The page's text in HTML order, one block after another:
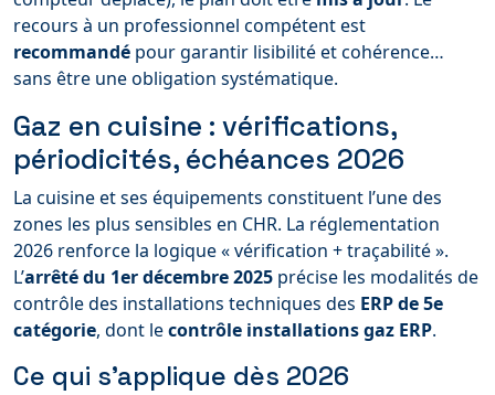
recours à un professionnel compétent est
recommandé pour garantir lisibilité et cohérence…
sans être une obligation systématique.
Gaz en cuisine : vérifications,
périodicités, échéances 2026
La cuisine et ses équipements constituent l’une des
zones les plus sensibles en CHR. La réglementation
2026 renforce la logique « vérification + traçabilité ».
L’arrêté du 1er décembre 2025 précise les modalités de
contrôle des installations techniques des ERP de 5e
catégorie, dont lecontrôle installations gaz ERP.
Ce qui s’applique dès 2026